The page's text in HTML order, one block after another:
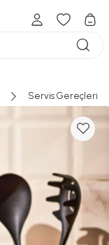
Servis Gereçleri